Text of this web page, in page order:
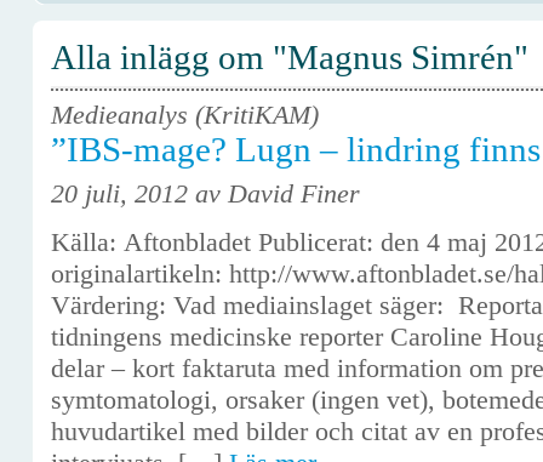
Alla inlägg om "Magnus Simrén"
Medieanalys (KritiKAM)
”IBS-mage? Lugn – lindring
20 juli, 2012 av David Finer
Källa: Aftonbladet Publicerat: den 4 maj
originalartikeln: http://www.aftonbladet.se/
Värdering: Vad mediainslaget säger:
tidningens medicinske reporter Caroline
delar – kort faktaruta med information om
symtomatologi, orsaker (ingen vet),
huvudartikel med bilder och citat av en